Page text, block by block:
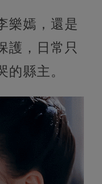
樂嫣，還是
護，日常只
縣主。